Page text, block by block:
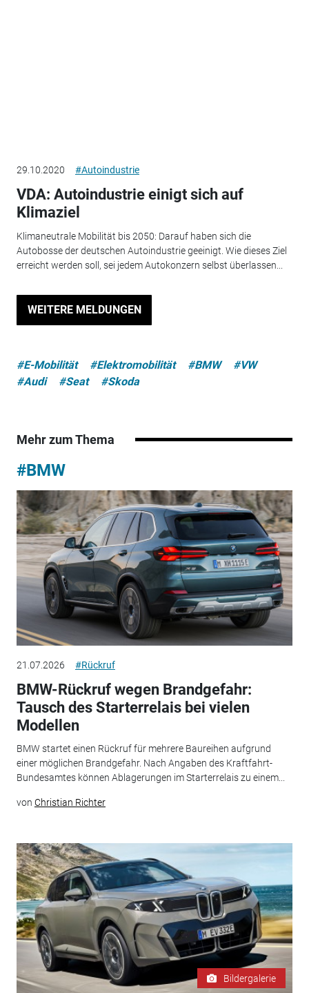
29.10.2020 #Autoindustrie
VDA: Autoindustrie einigt sich auf
Klimaziel
Klimaneutrale Mobilität bis 2050: Darauf haben sich die
Autobosse der deutschen Autoindustrie geeinigt. Wie dieses Ziel
erreicht werden soll, sei jedem Autokonzern selbst überlassen...
WEITERE MELDUNGEN
#E-Mobilität #Elektromobilität #BMW
#VW
#Audi
#Seat #Skoda
Mehr zum Thema
#BMW
21.07.2026 #Rückruf
BMW-Rückruf wegen Brandgefahr:
Tausch des Starterrelais bei vielen
Modellen
BMW startet einen Rückruf für mehrere Baureihen aufgrund
einer möglichen Brandgefahr. Nach Angaben des Kraftfahrt-
Bundesamtes können Ablagerungen im Starterrelais zu einem...
von Christian Richter
Bildergalerie